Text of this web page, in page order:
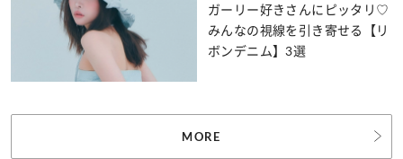
ガーリー好きさんにピッタリ♡
みんなの視線を引き寄せる【リ
ボンデニム】3選
MORE